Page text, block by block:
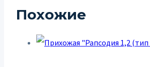
Похожие